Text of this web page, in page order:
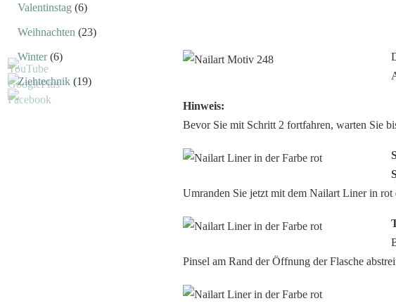
Hinweis:
Bevor Sie mit Schritt 2 fortfahren, warten Sie
Umranden Sie jetzt mit dem Nailart Liner in rot
Pinsel am Rand der Öffnung der Flasche
Valentinstag (6)
Weihnachten (23)
Winter(6)
Ziehtechnik (19)